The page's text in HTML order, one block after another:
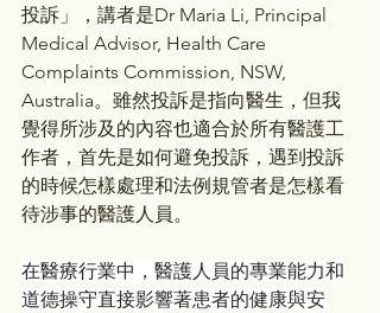
投訴」，講者是Dr Maria Li, Principal
Medical Advisor, Health Care
Complaints Commission, NSW,
Australia。雖然投訴是指向醫生，但我
覺得所涉及的內容也適合於所有醫護工
作者，首先是如何避免投訴，遇到投訴
的時候怎樣處理和法例規管者是怎樣看
待涉事的醫護人員。
在醫療行業中，醫護人員的專業能力和
道德操守直接影響著患者的健康與安